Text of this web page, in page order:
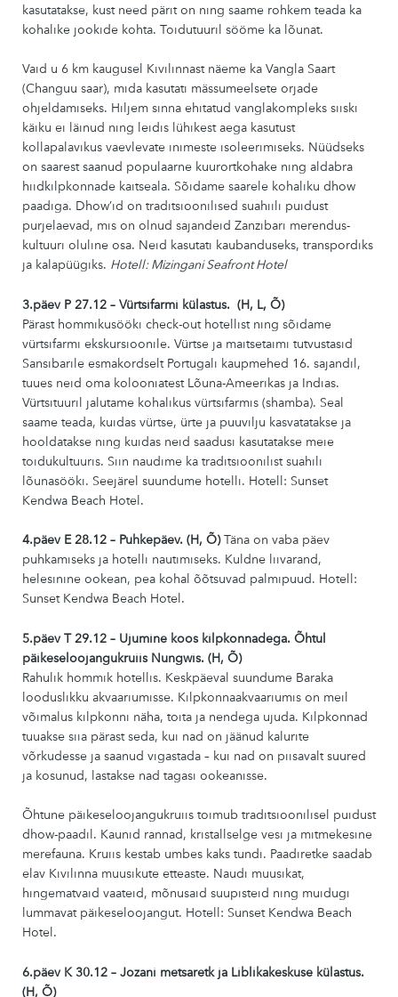
kasutatakse, kust need pärit on ning saame rohkem teada ka
kohalike jookide kohta. Toidutuuril sööme ka lõunat.
Vaid u 6 km kaugusel Kivilinnast näeme ka Vangla Saart
(Changuu saar), mida kasutati mässumeelsete orjade
ohjeldamiseks. Hiljem sinna ehitatud vanglakompleks siiski
käiku ei läinud ning leidis lühikest aega kasutust
kollapalavikus vaevlevate inimeste isoleerimiseks. Nüüdseks
on saarest saanud populaarne kuurortkohake ning aldabra
hiidkilpkonnade kaitseala. Sõidame saarele kohaliku dhow
paadiga. Dhow’id on traditsioonilised suahiili puidust
purjelaevad, mis on olnud sajandeid Zanzibari merendus­
kultuuri oluline osa. Neid kasutati kaubanduseks, transpordiks
ja kalapüügiks. Hotell: Mizingani Seafront Hotel
3.päev P 27.12 – Vürtsifarmi külastus. (H, L, Õ)
Pärast hommikusööki check-out hotellist ning sõidame
vürtsifarmi ekskursioonile. Vürtse ja maitsetaimi tutvustasid
Sansibarile esmakordselt Portugali kaupmehed 16. sajandil,
tuues neid oma kolooniatest Lõuna-Ameerikas ja Indias.
Vürtsituuril jalutame kohalikus vürtsifarmis (shamba). Seal
saame teada, kuidas vürtse, ürte ja puuvilju kasvatatakse ja
hooldatakse ning kuidas neid saadusi kasutatakse meie
toidukultuuris. Siin naudime ka traditsioonilist suahili
lõunasööki. Seejärel suundume hotelli. Hotell: Sunset
Kendwa Beach Hotel.
4.päev E 28.12 – Puhkepäev. (H, Õ)Täna on vaba päev
puhkamiseks ja hotelli nautimiseks. Kuldne liivarand,
helesinine ookean, pea kohal õõtsuvad palmipuud. Hotell:
Sunset Kendwa Beach Hotel.
5.päev T29.12 – Ujumine koos kilpkonnadega. Õhtul
päikeseloojangukruiis Nungwis. (H, Õ)
Rahulik hommik hotellis. Keskpäeval suundume Baraka
looduslikku akvaariumisse. Kilpkonnaakvaariumis on meil
võimalus kilpkonni näha, toita ja nendega ujuda. Kilpkonnad
tuuakse siia pärast seda, kui nad on jäänud kalurite
võrkudesse ja saanud vigastada – kui nad on piisavalt suured
ja kosunud, lastakse nad tagasi ookeanisse.
Õhtune päikeseloojangukruiis toimub traditsioonilisel puidust
dhow-paadil. Kaunid rannad, kristallselge vesi ja mitmekesine
merefauna. Kruiis kestab umbes kaks tundi. Paadiretke saadab
elav Kivilinna muusikute etteaste. Naudi muusikat,
hingematvaid vaateid, mõnusaid suupisteid ning muidugi
lummavat päikeseloojangut. Hotell: Sunset Kendwa Beach
Hotel.
6.päev K30.12 – Jozani metsaretk ja Liblikakeskuse külastus.
(H, Õ)